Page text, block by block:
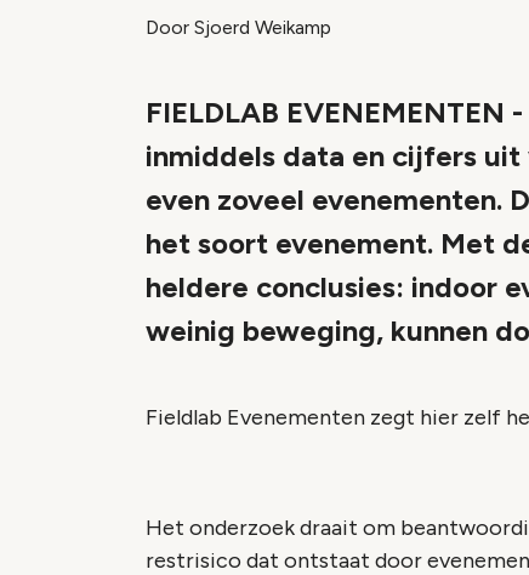
Door Sjoerd Weikamp
FIELDLAB
inmiddels data en cijfers
even zoveel evenementen.
het soort evenement. Met
heldere conclusies: indoor
weinig beweging, kunnen
Fieldlab Evenementen zegt hier zelf
Het onderzoek draait om
restrisico dat ontstaat door